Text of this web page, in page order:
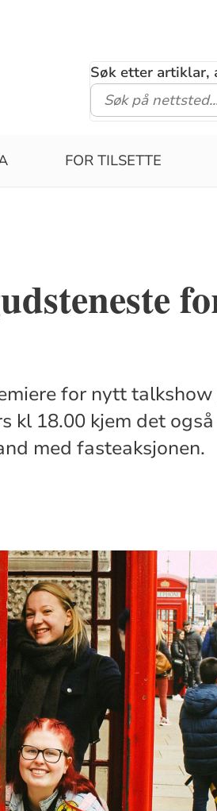
Søk etter artiklar,
FOR TILSETTE
for nytt
kl 18.00 kjem det
med fasteaksjonen.